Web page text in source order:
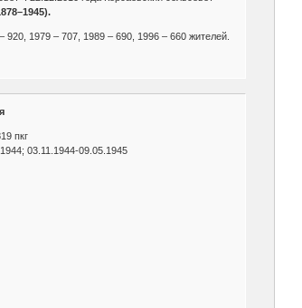
1979 – 707, 1989 – 690, 1996 – 660 жителей.
пкг
03.11.1944-09.05.1945